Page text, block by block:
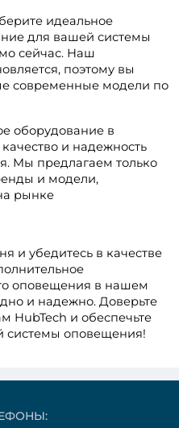
идеальное
для вашей системы
сейчас. Наш
поэтому вы
современные модели по
оборудование в
и надежность
Мы предлагаем только
и модели,
рынке
и убедитесь в качестве
оповещения в нашем
и надежно. Доверьте
HubTech и обеспечьте
системы оповещения!